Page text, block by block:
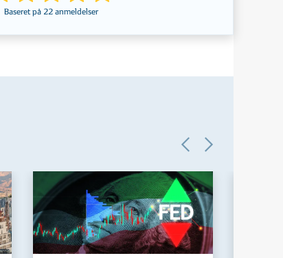
Baseret på 22 anmeldelser